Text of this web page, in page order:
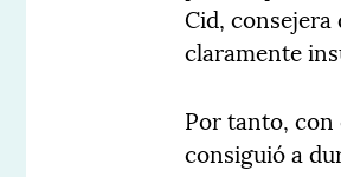
Cid, consejera
claramente
Por tanto, con
consiguió a